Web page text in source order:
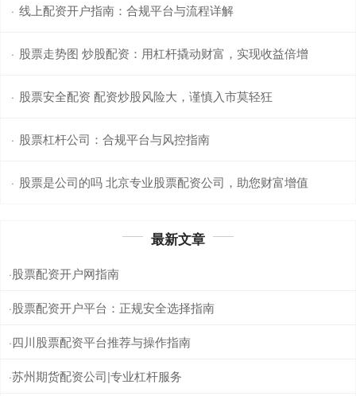
· 线上配资开户指南：合规平台与流程详解
· 股票走势图 炒股配资：用杠杆撬动财富，实现收益倍增
· 股票安全配资 配资炒股风险大，谨慎入市莫轻狂
· 股票杠杆公司：合规平台与风控指南
· 股票是公司的吗 北京专业股票配资公司，助您财富增值
最新文章
·股票配资开户网指南
·股票配资开户平台：正规安全选择指南
·四川股票配资平台推荐与操作指南
·苏州期货配资公司|专业杠杆服务